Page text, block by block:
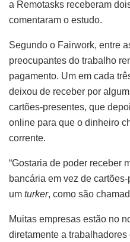
a Remotasks receberam
comentaram o estudo.
Segundo o Fairwork, entre
preocupantes do trabalho
pagamento. Um em cada
deixou de receber por
cartões-presentes, que
online para que o dinheiro
corrente.
“Gostaria de poder receber
bancária em vez de
um turker, como são
Muitas empresas estão no
diretamente a trabalhadores